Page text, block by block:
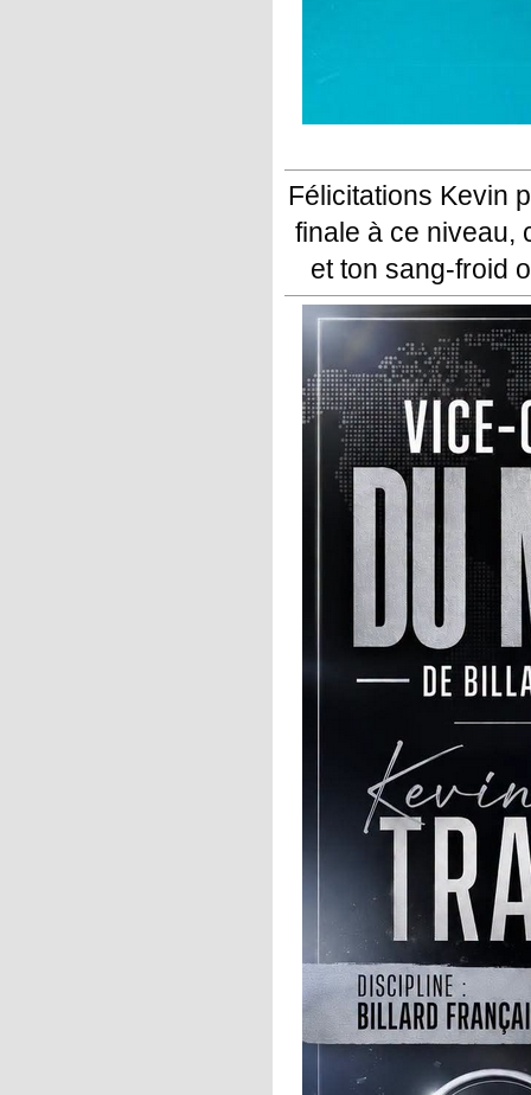
Félicitations Kevin
finale à ce niveau,
et ton sang-froid